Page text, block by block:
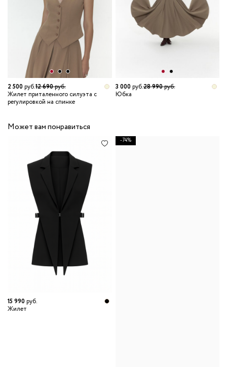
2 500руб.12 690руб.
Жилет приталенного силуэта с
регулировкой на спинке
3 000руб.28 990руб.
Юбка
Может вам понравиться
15 990руб.
Жилет
-74%